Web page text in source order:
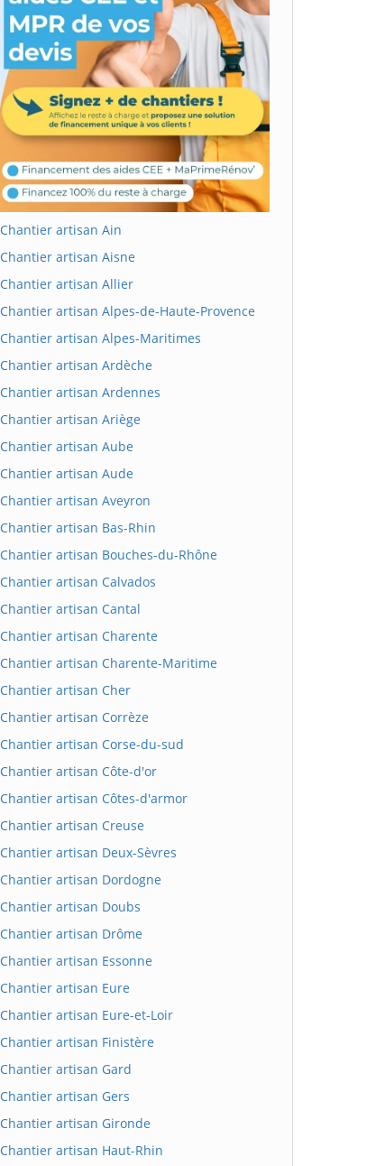
Chantier artisan Ain
Chantier artisan Aisne
Chantier artisan Allier
Chantier artisan Alpes-de-Haute-Provence
Chantier artisan Alpes-Maritimes
Chantier artisan Ardèche
Chantier artisan Ardennes
Chantier artisan Ariège
Chantier artisan Aube
Chantier artisan Aude
Chantier artisan Aveyron
Chantier artisan Bas-Rhin
Chantier artisan Bouches-du-Rhône
Chantier artisan Calvados
Chantier artisan Cantal
Chantier artisan Charente
Chantier artisan Charente-Maritime
Chantier artisan Cher
Chantier artisan Corrèze
Chantier artisan Corse-du-sud
Chantier artisan Côte-d'or
Chantier artisan Côtes-d'armor
Chantier artisan Creuse
Chantier artisan Deux-Sèvres
Chantier artisan Dordogne
Chantier artisan Doubs
Chantier artisan Drôme
Chantier artisan Essonne
Chantier artisan Eure
Chantier artisan Eure-et-Loir
Chantier artisan Finistère
Chantier artisan Gard
Chantier artisan Gers
Chantier artisan Gironde
Chantier artisan Haut-Rhin